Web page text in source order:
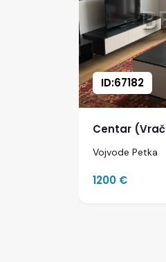
ID:67182
Centar
Vojvode Petka
1200 €